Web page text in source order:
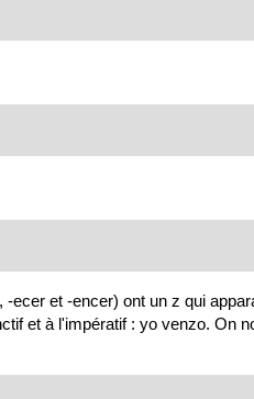
et -encer) ont un z qui
et à l'impératif : yo venzo. On